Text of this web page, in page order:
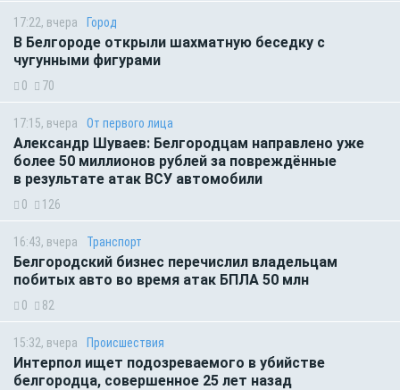
17:22, вчера Город
В Белгороде открыли шахматную беседку с
чугунными фигурами
0 70
17:15, вчера От первого лица
Александр Шуваев: Белгородцам направлено уже
более 50 миллионов рублей за повреждённые
в результате атак ВСУ автомобили
0 126
16:43, вчера Транспорт
Белгородский бизнес перечислил владельцам
побитых авто во время атак БПЛА 50 млн
0 82
15:32, вчера Происшествия
Интерпол ищет подозреваемого в убийстве
белгородца, совершенное 25 лет назад